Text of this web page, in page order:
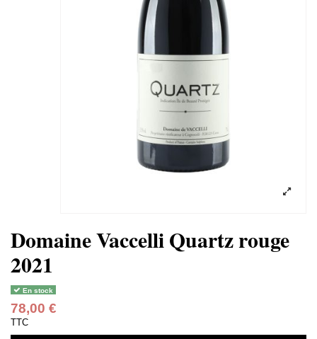
Domaine Vaccelli Quartz rouge
2021
En stock
78,00 €
TTC